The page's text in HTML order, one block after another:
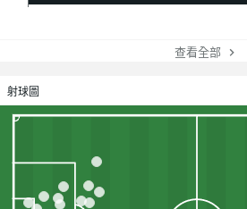
查看全部
射球圖